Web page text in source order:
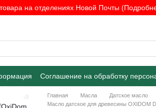
на отделениях Новой Почты
Соглашение на обработку
Главная Масла Датское масло
Масло датское для древесины OXIDOM